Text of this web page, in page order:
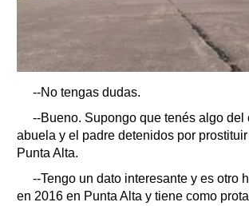
--No tengas dudas.
--Bueno. Supongo que tenés algo del
abuela y el padre detenidos por
Punta Alta.
--Tengo un dato interesante y es otro
en 2016 en Punta Alta y tiene como